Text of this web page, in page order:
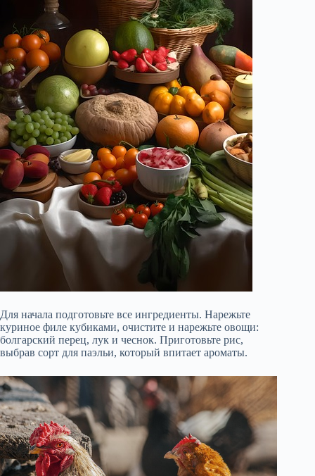
Для начала подготовьте все ингредиенты. Нарежьте
куриное филе кубиками, очистите и нарежьте овощи:
болгарский перец, лук и чеснок. Приготовьте рис,
выбрав сорт для паэльи, который впитает ароматы.